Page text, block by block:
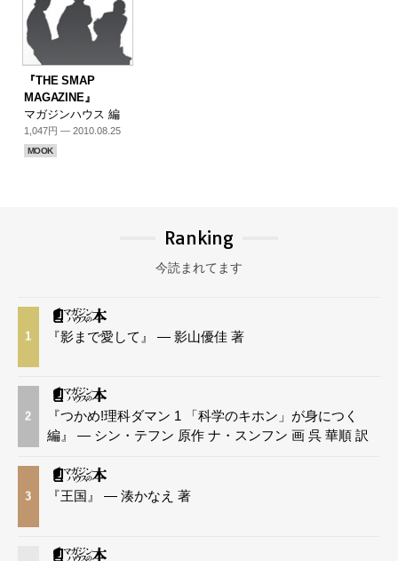
『THE SMAP
MAGAZINE』
マガジンハウス 編
1,047円 — 2010.08.25
MOOK
Ranking
今読まれてます
1 『影まで愛して』 — 影山優佳 著
2
『つかめ!理科ダマン 1 「科学のキホン」が身につく
編』 — シン・テフン 原作 ナ・スンフン 画 呉 華順 訳
3 『王国』 — 湊かなえ 著